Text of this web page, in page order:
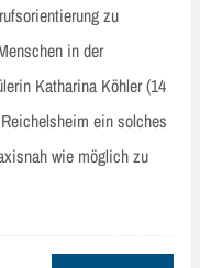
zu
in der
Katharina Köhler (14
ein solches
wie möglich zu